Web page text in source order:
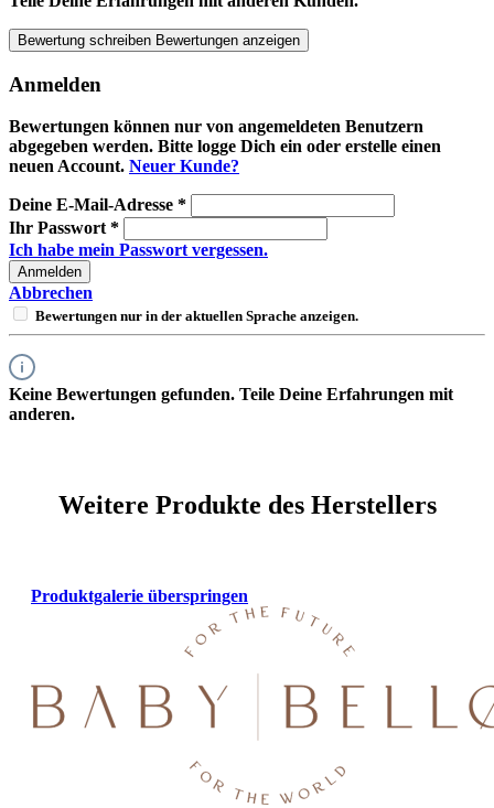
Bewertung schreiben Bewertungen anzeigen
Anmelden
Bewertungen können nur von angemeldeten Benutzern
abgegeben werden. Bitte logge Dich ein oder erstelle einen
neuen Account. Neuer Kunde?
Deine E-Mail-Adresse *
Ihr Passwort *
Ich habe mein Passwort vergessen.
Anmelden
Abbrechen
Bewertungen nur in der aktuellen Sprache anzeigen.
Keine Bewertungen gefunden. Teile Deine Erfahrungen mit
anderen.
Weitere Produkte des Herstellers
Produktgalerie überspringen